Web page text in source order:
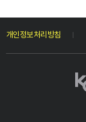
개인정보처리방침